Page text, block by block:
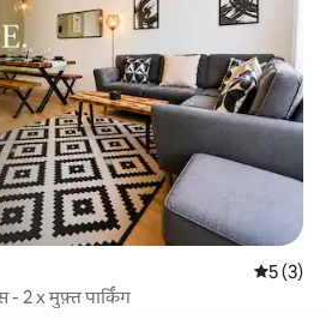
औसत रेटिंग
5 (3)
- 2 x मुफ़्त पार्किंग